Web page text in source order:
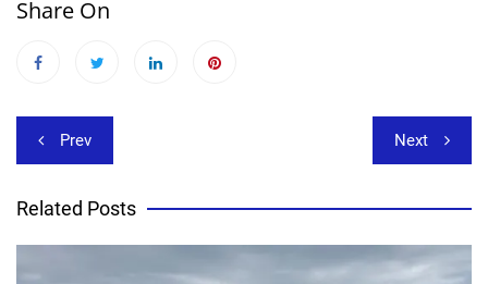
Share On
Beitragsnavigation
Prev Next
Related Posts